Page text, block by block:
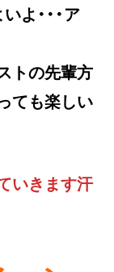
よ・・・ア
トの先輩方
ても楽しい
いきます汗